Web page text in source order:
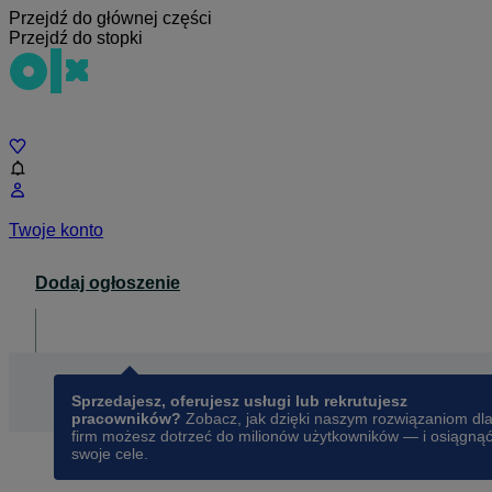
Przejdź do głównej części
Przejdź do stopki
Twoje konto
Dodaj ogłoszenie
Sprzedajesz, oferujesz usługi lub rekrutujesz
pracowników? Zobacz, jak dzięki naszym rozwiązaniom dla
firm możesz dotrzeć do milionów użytkowników — i osiągnąć
swoje cele.